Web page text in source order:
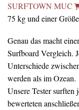
SURFTOWN MUC
75 kg und einer
Genau das macht
Surfboard Vergleich.
Unterschiede
werden als im Ozean.
Unsere Tester surften
bewerteten